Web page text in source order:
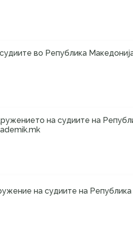
во Република
на судиите на
на судиите на Република